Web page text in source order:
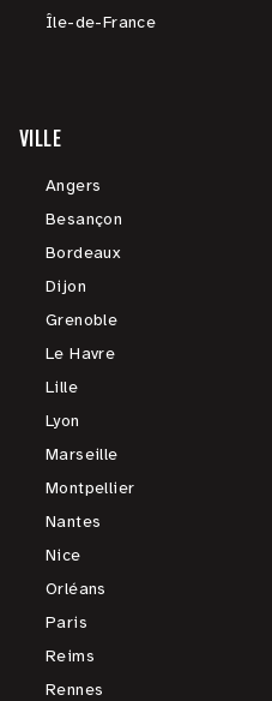
Île-de-France
VILLE
Angers
Besançon
Bordeaux
Dijon
Grenoble
Le Havre
Lille
Lyon
Marseille
Montpellier
Nantes
Nice
Orléans
Paris
Reims
Rennes